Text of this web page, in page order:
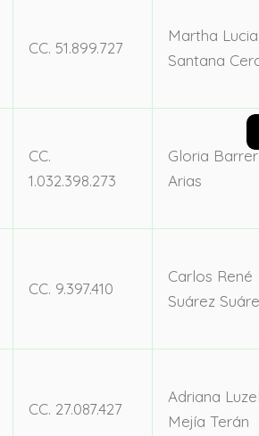
CC. 51.899.727
Martha Lucia
Santana
CC.
1.032.398.273
Gloria
Arias
CC. 9.397.410
Carlos René
Suárez
CC. 27.087.427
Adriana
Mejía Terán